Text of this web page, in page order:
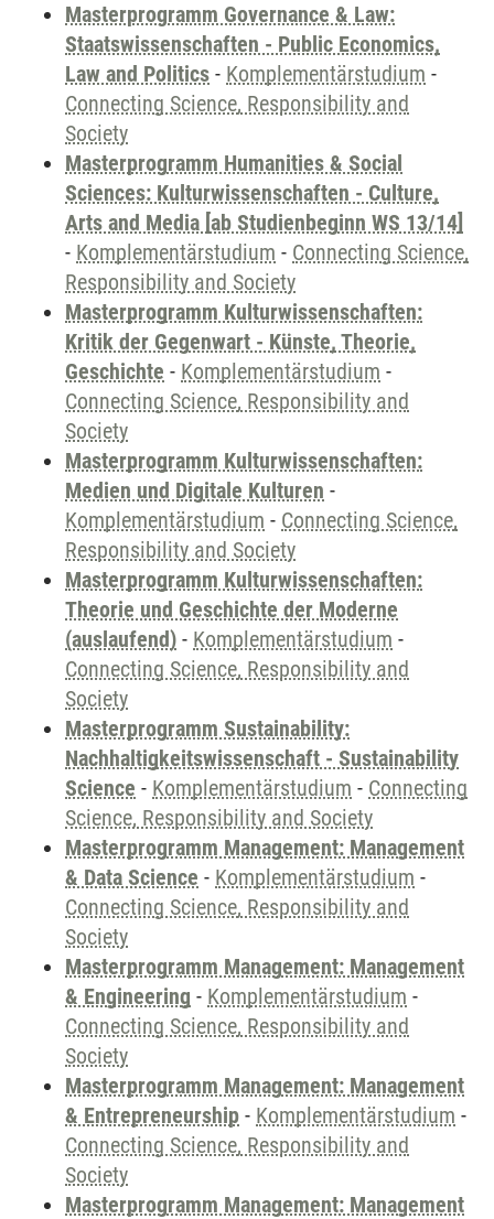
Masterprogramm Governance & Law:
Staatswissenschaften - Public Economics,
Law and Politics - Komplementärstudium -
Connecting Science, Responsibility and
Society
Masterprogramm Humanities & Social
Sciences: Kulturwissenschaften - Culture,
Arts and Media [ab Studienbeginn WS 13/14]
- Komplementärstudium - Connecting Science,
Responsibility and Society
Masterprogramm Kulturwissenschaften:
Kritik der Gegenwart - Künste, Theorie,
Geschichte - Komplementärstudium -
Connecting Science, Responsibility and
Society
Masterprogramm Kulturwissenschaften:
Medien und Digitale Kulturen -
Komplementärstudium - Connecting Science,
Responsibility and Society
Masterprogramm Kulturwissenschaften:
Theorie und Geschichte der Moderne
(auslaufend) - Komplementärstudium -
Connecting Science, Responsibility and
Society
Masterprogramm Sustainability:
Nachhaltigkeitswissenschaft - Sustainability
Science - Komplementärstudium - Connecting
Science, Responsibility and Society
Masterprogramm Management: Management
& Data Science - Komplementärstudium -
Connecting Science, Responsibility and
Society
Masterprogramm Management: Management
& Engineering - Komplementärstudium -
Connecting Science, Responsibility and
Society
Masterprogramm Management: Management
& Entrepreneurship - Komplementärstudium -
Connecting Science, Responsibility and
Society
Masterprogramm Management: Management